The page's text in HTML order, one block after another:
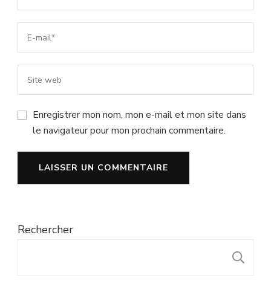
Enregistrer mon nom, mon e-mail et mon site dans
le navigateur pour mon prochain commentaire.
Rechercher